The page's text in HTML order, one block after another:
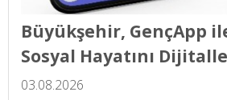
Büyükşehir, GençApp
Sosyal Hayatını
03.08.2026